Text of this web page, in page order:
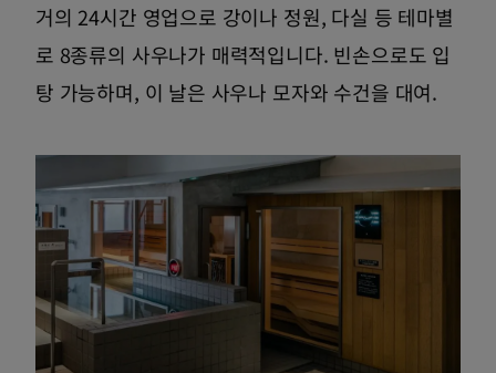
거의 24시간 영업으로 강이나 정원, 다실 등 테마별
로 8종류의 사우나가 매력적입니다. 빈손으로도 입
탕 가능하며, 이 날은 사우나 모자와 수건을 대여.